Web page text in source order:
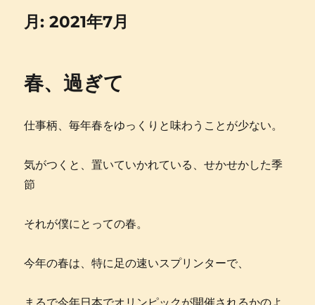
月:2021年7月
春、過ぎて
仕事柄、毎年春をゆっくりと味わうことが少ない。
気がつくと、置いていかれている、せかせかした季
節
それが僕にとっての春。
今年の春は、特に足の速いスプリンターで、